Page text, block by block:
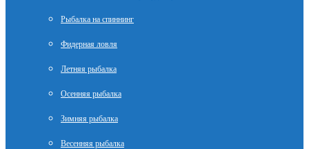
Рыбалка на спиннинг
Фидерная ловля
Летняя рыбалка
Осенняя рыбалка
Зимняя рыбалка
Весенняя рыбалка